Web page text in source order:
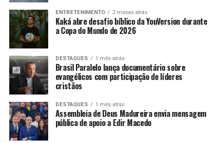
ENTRETENIMENTO 2 meses atrás
Kaká abre desafio bíblico da YouVersion durante
a Copa do Mundo de 2026
DESTAQUES 1 mês atrás
Brasil Paralelo lança documentário sobre
evangélicos com participação de líderes
cristãos
DESTAQUES 1 mês atrás
Assembleia de Deus Madureira envia mensagem
pública de apoio a Edir Macedo